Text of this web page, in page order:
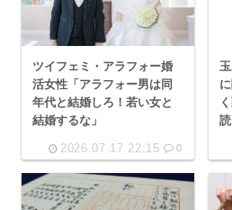
ツイフェミ・アラフォー婚
活女性「アラフォー男は同
年代と結婚しろ！若い女と
結婚するな」
2026.07.17 22:15 0